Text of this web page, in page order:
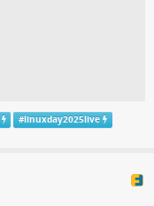
#linuxday2025live